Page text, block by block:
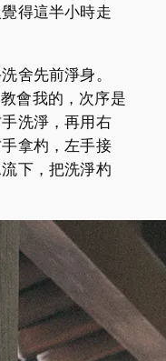
得這半小時走
舍先前淨身。
會我的，次序是
洗淨，再用右
拿杓，左手接
下，把洗淨杓